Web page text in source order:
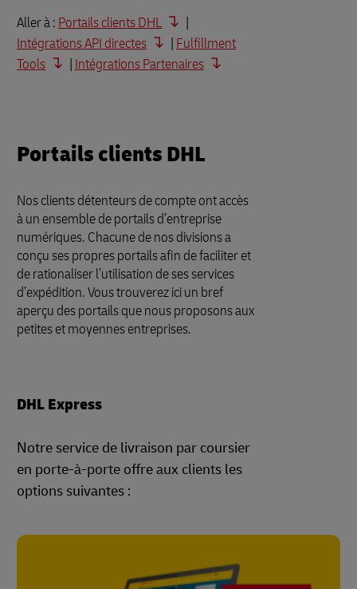
Aller à : Portails clients DHL
|
Intégrations API directes
| Fulfillment
Tools
| Intégrations Partenaires
Portails clients DHL
Nos clients détenteurs de compte ont accès
à un ensemble de portails d’entreprise
numériques. Chacune de nos divisions a
conçu ses propres portails afin de faciliter et
de rationaliser l’utilisation de ses services
d’expédition. Vous trouverez ici un bref
aperçu des portails que nous proposons aux
petites et moyennes entreprises.
DHL Express
Notre service de livraison par coursier
en porte-à-porte offre aux clients les
options suivantes :